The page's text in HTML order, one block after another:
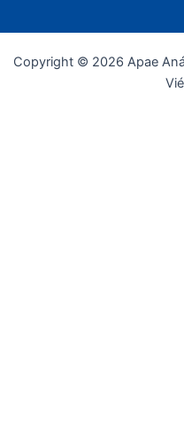
Copyright © 2026 Apae